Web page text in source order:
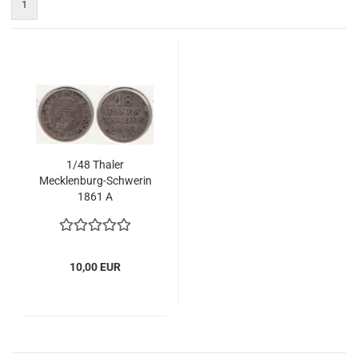
1
1/48 Tha­ler
Mecklenburg-​​Schwe­rin
1861 A
10,00 EUR